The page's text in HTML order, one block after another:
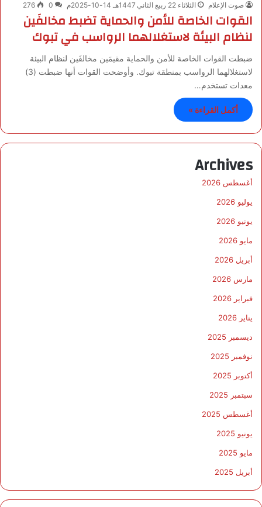
صوت الإعلام الثلاثاء 22 ربيع الثاني 1447هـ 14-10-2025م 0
276
القوات الخاصة للأمن والحماية تضبط مخالفَين
لنظام البيئة لاستغلالهما الرواسب في تبوك
ضبطت القوات الخاصة للأمن والحماية مقيمَين مخالفَين لنظام البيئة
لاستغلالهما الرواسب بمنطقة تبوك. وأوضحت القوات أنها ضبطت (3)
معدات تستخدم…
أكمل القراءة »
Archives
أغسطس 2026
يوليو 2026
يونيو 2026
مايو 2026
أبريل 2026
مارس 2026
فبراير 2026
يناير 2026
ديسمبر 2025
نوفمبر 2025
أكتوبر 2025
سبتمبر 2025
أغسطس 2025
يونيو 2025
مايو 2025
أبريل 2025